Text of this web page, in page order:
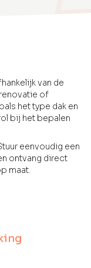
van de
of
het type dak en
bij het bepalen
eenvoudig een
ontvang direct
maat.